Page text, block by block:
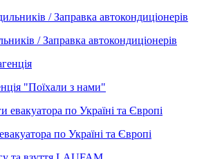
/ Заправка автокондиціонерів
"Поїхали з нами"
по Україні та Європі